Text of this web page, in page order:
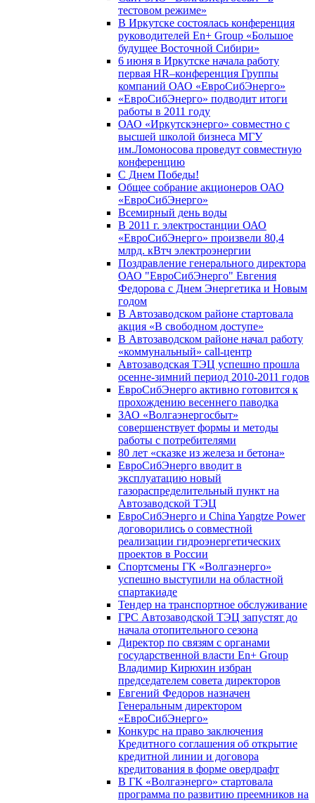
тестовом режиме»
В Иркутске состоялась конференция
руководителей En+ Group «Большое
будущее Восточной Сибири»
6 июня в Иркутске начала работу
первая HR–конференция Группы
компаний ОАО «ЕвроСибЭнерго»
«ЕвроСибЭнерго» подводит итоги
работы в 2011 году
ОАО «Иркутскэнерго» совместно с
высшей школой бизнеса МГУ
им.Ломоносова проведут совместную
конференцию
С Днем Победы!
Общее собрание акционеров ОАО
«ЕвроСибЭнерго»
Всемирный день воды
В 2011 г. электростанции ОАО
«ЕвроСибЭнерго» произвели 80,4
млрд. кВтч электроэнергии
Поздравление генерального директора
ОАО "ЕвроСибЭнерго" Евгения
Федорова с Днем Энергетика и Новым
годом
В Автозаводском районе стартовала
акция «В свободном доступе»
В Автозаводском районе начал работу
«коммунальный» call-центр
Автозаводская ТЭЦ успешно прошла
осенне-зимний период 2010-2011 годов
ЕвроСибЭнерго активно готовится к
прохождению весеннего паводка
ЗАО «Волгаэнергосбыт»
совершенствует формы и методы
работы с потребителями
80 лет «сказке из железа и бетона»
ЕвроСибЭнерго вводит в
эксплуатацию новый
газораспределительный пункт на
Автозаводской ТЭЦ
ЕвроСибЭнерго и China Yangtze Power
договорились о совместной
реализации гидроэнергетических
проектов в России
Спортсмены ГК «Волгаэнерго»
успешно выступили на областной
спартакиаде
Тендер на транспортное обслуживание
ГРС Автозаводской ТЭЦ запустят до
начала отопительного сезона
Директор по связям с органами
государственной власти En+ Group
Владимир Кирюхин избран
председателем совета директоров
Евгений Федоров назначен
Генеральным директором
«ЕвроСибЭнерго»
Конкурс на право заключения
Кредитного соглашения об открытие
кредитной линии и договора
кредитования в форме овердрафт
В ГК «Волгаэнерго» стартовала
программа по развитию преемников на